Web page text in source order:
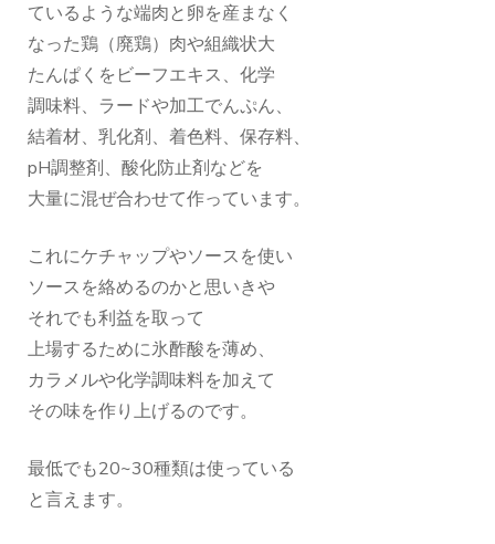
ているような端肉と卵を産まなく
なった鶏（廃鶏）肉や組織状大
たんぱくをビーフエキス、化学
調味料、ラードや加工でんぷん、
結着材、乳化剤、着色料、保存料、
pH調整剤、酸化防止剤などを
大量に混ぜ合わせて作っています。
これにケチャップやソースを使い
ソースを絡めるのかと思いきや
それでも利益を取って
上場するために氷酢酸を薄め、
カラメルや化学調味料を加えて
その味を作り上げるのです。
最低でも20~30種類は使っている
と言えます。